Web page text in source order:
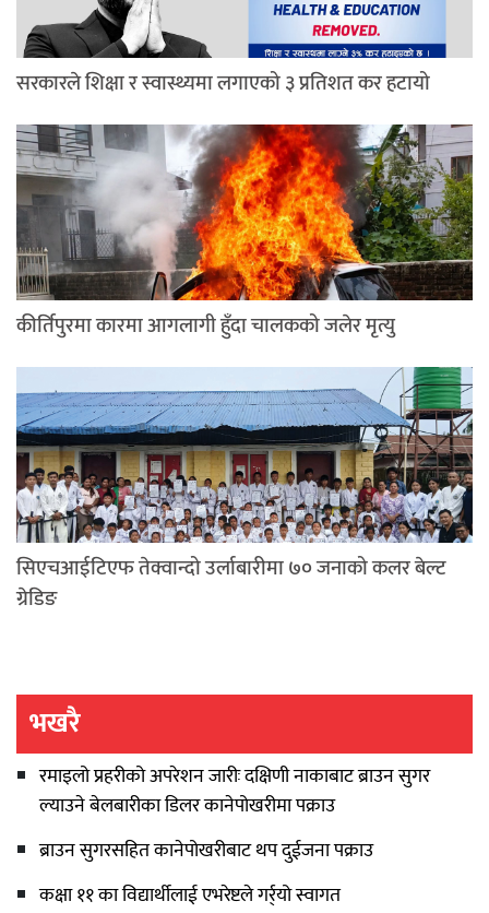
सरकारले शिक्षा र स्वास्थ्यमा लगाएको ३ प्रतिशत कर हटायो
कीर्तिपुरमा कारमा आगलागी हुँदा चालकको जलेर मृत्यु
सिएचआईटिएफ तेक्वान्दो उर्लाबारीमा ७० जनाको कलर बेल्ट
ग्रेडिङ
भखरै
रमाइलो प्रहरीको अपरेशन जारीः दक्षिणी नाकाबाट ब्राउन सुगर
ल्याउने बेलबारीका डिलर कानेपोखरीमा पक्राउ
ब्राउन सुगरसहित कानेपोखरीबाट थप दुईजना पक्राउ
कक्षा ११ का विद्यार्थीलाई एभरेष्टले गर्र्यो स्वागत